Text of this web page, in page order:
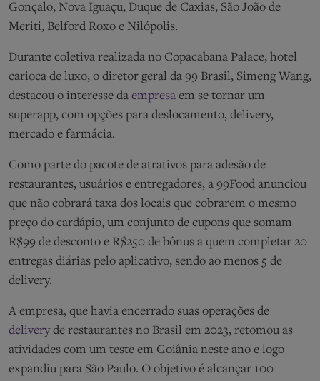
Gonçalo, Nova Iguaçu, Duque de Caxias, São João de
Meriti, Belford Roxo e Nilópolis.
Durante coletiva realizada no Copacabana Palace, hotel
carioca de luxo, o diretor geral da 99 Brasil, Simeng Wang,
destacou o interesse da empresa em se tornar um
superapp, com opções para deslocamento, delivery,
mercado e farmácia.
Como parte do pacote de atrativos para adesão de
restaurantes, usuários e entregadores, a 99Food anunciou
que não cobrará taxa dos locais que cobrarem o mesmo
preço do cardápio, um conjunto de cupons que somam
R$99 de desconto e R$250 de bônus a quem completar 20
entregas diárias pelo aplicativo, sendo ao menos 5 de
delivery.
A empresa, que havia encerrado suas operações de
deliveryde restaurantes no Brasil em 2023, retomou as
atividades com um teste em Goiânia neste ano e logo
expandiu para São Paulo. O objetivo é alcançar 100